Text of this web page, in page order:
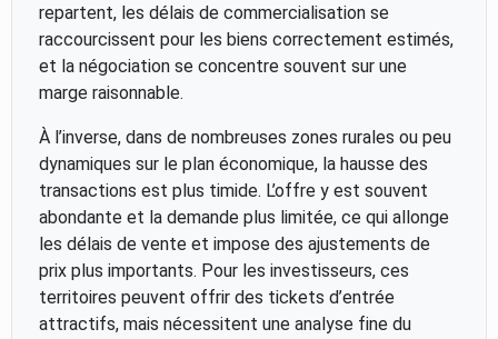
repartent, les délais de commercialisation se
raccourcissent pour les biens correctement estimés,
et la négociation se concentre souvent sur une
marge raisonnable.
À l’inverse, dans de nombreuses zones rurales ou peu
dynamiques sur le plan économique, la hausse des
transactions est plus timide. L’offre y est souvent
abondante et la demande plus limitée, ce qui allonge
les délais de vente et impose des ajustements de
prix plus importants. Pour les investisseurs, ces
territoires peuvent offrir des tickets d’entrée
attractifs, mais nécessitent une analyse fine du